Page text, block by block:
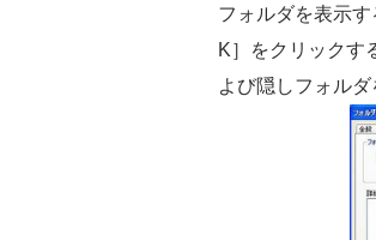
フォルダを表示
K］をクリックす
よび隠しフォル